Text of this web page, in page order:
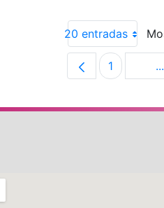
20 entradas
Página
1 ...